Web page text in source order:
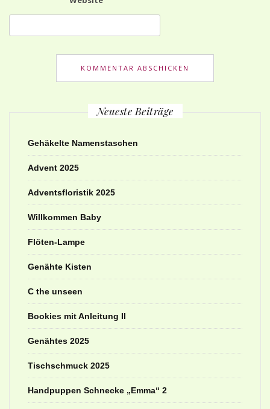
Neueste Beiträge
Gehäkelte Namenstaschen
Advent 2025
Adventsfloristik 2025
Willkommen Baby
Flöten-Lampe
Genähte Kisten
C the unseen
Bookies mit Anleitung II
Genähtes 2025
Tischschmuck 2025
Handpuppen Schnecke „Emma“ 2